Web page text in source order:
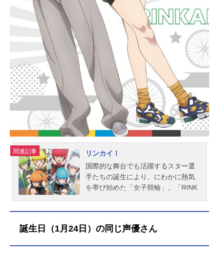
メスケジュール2025年7月9日
（水）〜2025年9月24日（水）TOKY
OMX・BS11ほか話数全12話キャスト
綾世優：日向未南帝乃一輝：天海由
梨奈帝乃二琥：古賀葵帝乃三和：青
山吉能帝乃父：松風雅也綾世昴：茅
野愛衣矢乙女桜：和泉風花スタッフ
原作：ひらかわあや「帝乃三姉妹は
案外、チョロい。」（小学館「週刊
少年サンデー」連載中）監督：松林
唯人シリーズ構成：伊神貴世キャラ
クタ...
関連記事
リンカイ！
国際的な舞台でも活躍するスター選
手たちの誕生により、にわかに熱気
を帯び始めた「女子競輪」。「RINK
前は「伊東泉」。自転車好きの女子
誕生日（1月24日）の同じ声優さん